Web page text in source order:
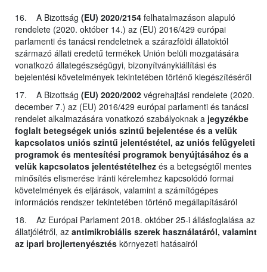
16. A Bizottság (EU) 2020/2154 felhatalmazáson alapuló
rendelete (2020. október 14.) az (EU) 2016/429 európai
parlamenti és tanácsi rendeletnek a szárazföldi állatoktól
származó állati eredetű termékek Unión belüli mozgatására
vonatkozó állategészségügyi, bizonyítványkiállítási és
bejelentési követelmények tekintetében történő kiegészítéséről
17. A Bizottság (EU) 2020/2002 végrehajtási rendelete (2020.
december 7.) az (EU) 2016/429 európai parlamenti és tanácsi
rendelet alkalmazására vonatkozó szabályoknak a jegyzékbe
foglalt betegségek uniós szintű bejelentése és a velük
kapcsolatos uniós szintű jelentéstétel, az uniós felügyeleti
programok és mentesítési programok benyújtásához és a
velük kapcsolatos jelentéstételhez és a betegségtől mentes
minősítés elismerése iránti kérelemhez kapcsolódó formai
követelmények és eljárások, valamint a számítógépes
információs rendszer tekintetében történő megállapításáról
18. Az Európai Parlament 2018. október 25-i állásfoglalása az
állatjólétről, az antimikrobiális szerek használatáról, valamint
az ipari brojlertenyésztés környezeti hatásairól